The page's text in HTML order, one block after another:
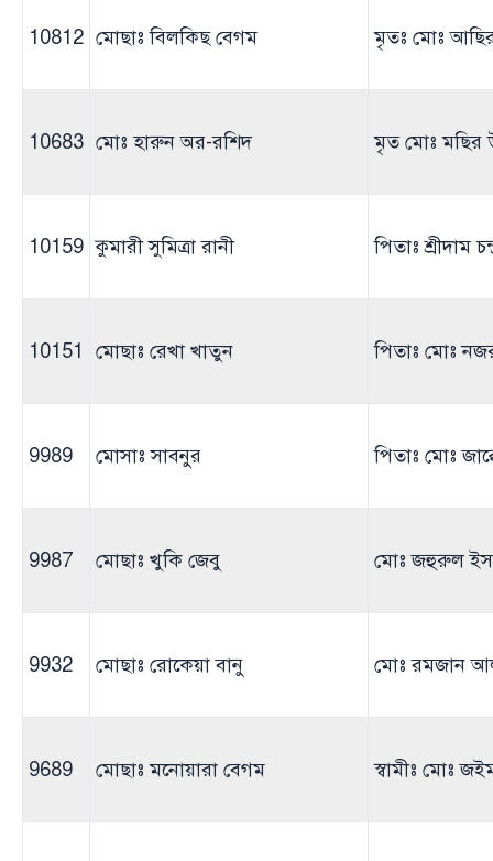
10812 মোছাঃ বিলকিছ বেগম মৃতঃ মোঃ
10683 মোঃ হারুন অর-রশিদ মৃত মোঃ মছির
10159 কুমারী সুমিত্রা রানী পিতাঃ শ্রীদাম
10151 মোছাঃ রেখা খাতুন পিতাঃ মোঃ
9989 মোসাঃ সাবনুর পিতাঃ মোঃ
9987 মোছাঃ খুকি জেবু মোঃ জহুরুল
9932 মোছাঃ রোকেয়া বানু মোঃ রমজান
9689 মোছাঃ মনোয়ারা বেগম স্বামীঃ মোঃ